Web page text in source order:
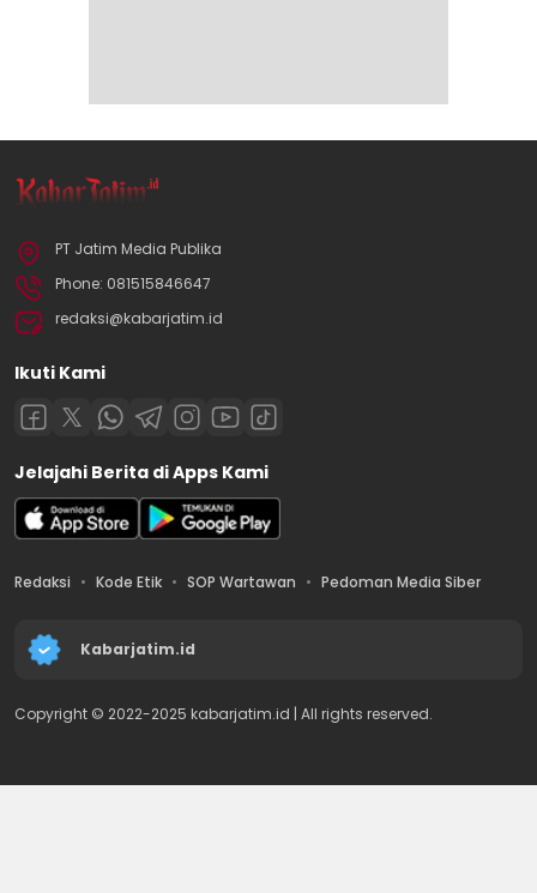
PT Jatim Media Publika
Phone: 081515846647
redaksi@kabarjatim.id
Ikuti Kami
Jelajahi Berita di Apps Kami
Redaksi Kode Etik SOP Wartawan Pedoman Media Siber
Kabarjatim.id
Copyright © 2022-2025 kabarjatim.id | All rights reserved.